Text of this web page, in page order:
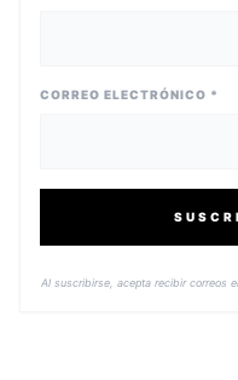
CORREO ELECTRÓNICO *
Al suscribirse, acepta recibir correos